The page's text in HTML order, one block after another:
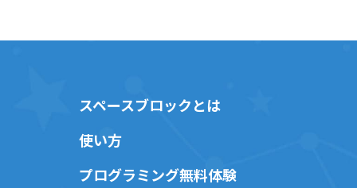
スペースブロックとは
使い方
プログラミング無料体験